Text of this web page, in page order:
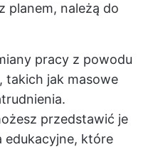
planem, należą do
pracy z powodu
jak masowe
przedstawić je
edukacyjne, które